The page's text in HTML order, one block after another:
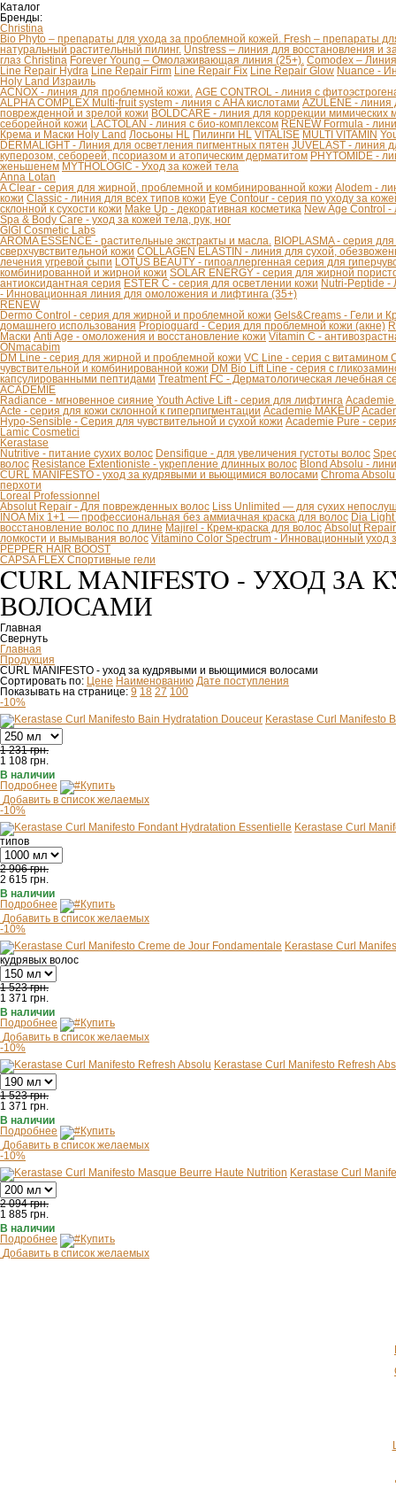
Каталог
Бренды:
Christina
Bio Phyto – препараты для ухода за проблемной кожей. Fresh – препараты
натуральный растительный пилинг. Unstress – линия для восстановления и
глаз Christina Forever Young – Омолаживающая линия (25+). Comodex –
Line Repair Hydra Line Repair Firm Line Repair Fix Line Repair Glow Nuance -
Holy Land Израиль
ACNOX - линия для проблемной кожи. AGE CONTROL - линия с
ALPHA COMPLEX Multi-fruit system - линия с AHA кислотами AZULENE - линия
поврежденной и зрелой кожи BOLDCARE - линия для коррекции мимических
себорейной кожи LACTOLAN - линия с био-комплексом RENEW Formula -
Крема и Маски Holy Land Лосьоны HL Пилинги HL VITALISE MULTI VITAMIN
DERMALIGHT - Линия для осветления пигментных пятен JUVELAST - линия
куперозом, себореей, псориазом и атопическим дерматитом PHYTOMIDE -
женьшенем MYTHOLOGIC - Уход за кожей тела
Anna Lotan
A Clear - серия для жирной, проблемной и комбинированной кожи Alodem -
кожи Classic - линия для всех типов кожи Eye Contour - серия по уходу за
склонной к сухости кожи Make Up - декоративная косметика New Age Control
Spa & Body Care - уход за кожей тела, рук, ног
GIGI Cosmetic Labs
AROMA ESSENCE - растительные экстракты и масла. BIOPLASMA - серия
сверхчувствительной кожи COLLAGEN ELASTIN - линия для сухой,
лечения угревой сыпи LOTUS BEAUTY - гипоаллергенная серия для
комбинированной и жирной кожи SOLAR ENERGY - серия для жирной
антиоксидантная серия ESTER C - серия для осветлении кожи Nutri-Peptide -
- Инновационная линия для омоложения и лифтинга (35+)
RENEW
Dermo Control - серия для жирной и проблемной кожи Gels&Creams - Гели и
домашнего использования Propioguard - Серия для проблемной кожи (акне)
Маски Anti Age - омоложения и восстановление кожи Vitamin C -
ONmacabim
DM Line - серия для жирной и проблемной кожи VC Line - серия с витамином
чувствительной и комбинированной кожи DM Bio Lift Line - cерия с
капсулированными пептидами Treatment FC - Дерматологическая лечебная
ACADEMIE
Radiance - мгновенное сияние Youth Active Lift - серия для лифтинга
Acte - серия для кожи склонной к гиперпигментации Academie MAKEUP
Hypo-Sensible - Серия для чувствительной и сухой кожи Academie Pure -
Lamic Cosmetici
Kerastase
Nutritive - питание сухих волос Densifique - для увеличения густоты волос
волос Resistance Extentioniste - укрепление длинных волос Blond Absolu -
CURL MANIFESTO - уход за кудрявыми и вьющимися волосами Chroma
перхоти
Loreal Professionnel
Absolut Repair - Для поврежденных волос Liss Unlimited — для сухих
INOA Mix 1+1 — профессиональная без аммиачная краска для волос Dia
восстановление волос по длине Majirel - Крем-краска для волос Absolut
ломкости и вымывания волос Vitamino Color Spectrum - Инновационный уход
PEPPER HAIR BOOST
CAPSA FLEX Спортивные гели
CURL MANIFESTO - УХОД
ВОЛОСАМИ
Главная
Свернуть
Главная
Продукция
CURL MANIFESTO - уход за кудрявыми и вьющимися волосами
Сортировать по: Цене Наименованию Дате поступления
Показывать на странице: 9 18 27 100
-10%
Kerastase Curl Manifesto
1 231 грн.
1 108 грн.
В наличии
Подробнее
Купить
Добавить в список желаемых
-10%
Kerastase Curl
типов
2 906 грн.
2 615 грн.
В наличии
Подробнее
Купить
Добавить в список желаемых
-10%
Kerastase Curl
кудрявых волос
1 523 грн.
1 371 грн.
В наличии
Подробнее
Купить
Добавить в список желаемых
-10%
Kerastase Curl Manifesto Refresh
1 523 грн.
1 371 грн.
В наличии
Подробнее
Купить
Добавить в список желаемых
-10%
Kerastase Curl
2 094 грн.
1 885 грн.
В наличии
Подробнее
Купить
Добавить в список желаемых